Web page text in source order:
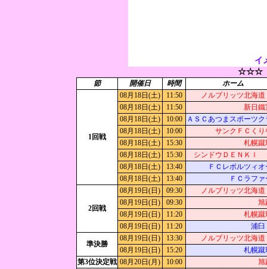
イ
☆☆☆
節 開催日 時間 ホーム
1回戦
08月18日(土) 11:50
ノルブリッツ北海道
08月18日(土)
11:50
新日鐵
08月18日(土)
10:00
ＡＳＣあつまスポーツク
08月18日(土)
10:00
サンクＦＣくり
08月18日(土)
15:30
札幌蹴
08月18日(土)
15:30
シンドウＤＥＮＫＩ
08月18日(土)
13:40
ＦＣレボルツィオ
08月18日(土)
13:40 ＦＣラフ
2回戦
08月19日(日) 09:30
ノルブリッツ北海道
08月19日(日)
09:30
旭
08月19日(日)
11:20
札幌蹴
08月19日(日)
11:20 浦臼
準決勝
08月19日(日) 13:30
ノルブリッツ北海道
08月19日(日)
15:20
札幌蹴
第3位決定戦 08月20日(月) 10:00
旭